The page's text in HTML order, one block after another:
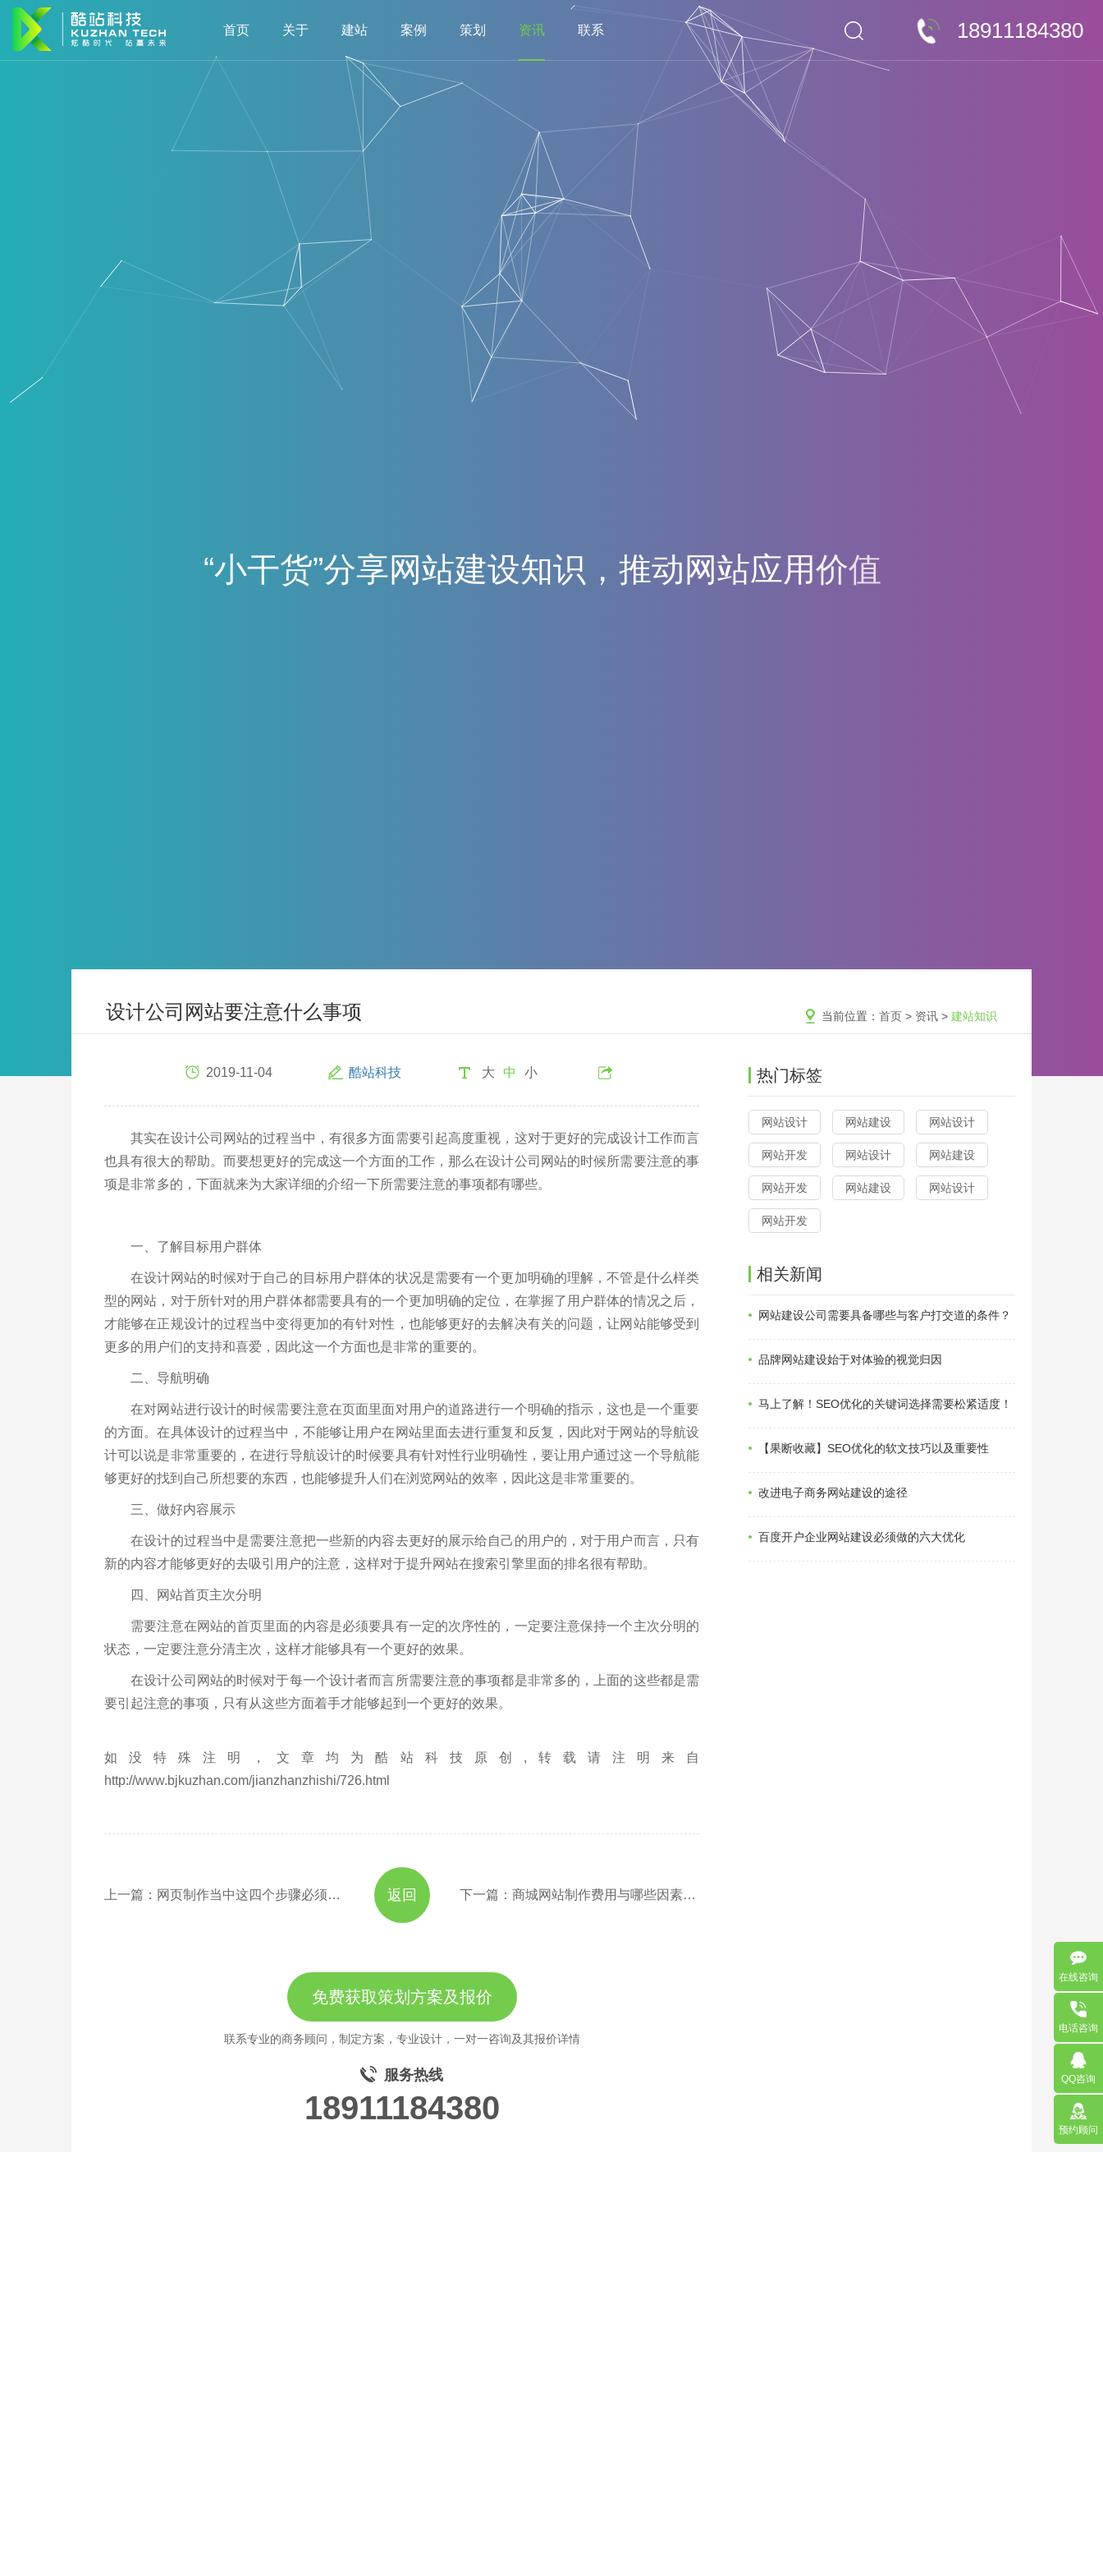
18911184380
首页 关于 建站 案例 策划 资讯 联系
“小干货”分享网站建设知识 ， 推动 网站应用价值
当前位置：首页 > 资讯 >建站知识
设计公司网站要注意什么事项
2019-11-04 酷站科技 大 中 小
其实在设计公司网站的过程当中，有很多方面需要引起高度重视，这对于更好的完成设计工作而言
也具有很大的帮助。而要想更好的完成这一个方面的工作，那么在设计公司网站的时候所需要注意的事
项是非常多的，下面就来为大家详细的介绍一下所需要注意的事项都有哪些。
一、了解目标用户群体
在设计网站的时候对于自己的目标用户群体的状况是需要有一个更加明确的理解，不管是什么样类
型的网站，对于所针对的用户群体都需要具有的一个更加明确的定位，在掌握了用户群体的情况之后，
才能够在正规设计的过程当中变得更加的有针对性，也能够更好的去解决有关的问题，让网站能够受到
更多的用户们的支持和喜爱，因此这一个方面也是非常的重要的。
二、导航明确
在对网站进行设计的时候需要注意在页面里面对用户的道路进行一个明确的指示，这也是一个重要
的方面。在具体设计的过程当中，不能够让用户在网站里面去进行重复和反复，因此对于网站的导航设
计可以说是非常重要的，在进行导航设计的时候要具有针对性行业明确性，要让用户通过这一个导航能
够更好的找到自己所想要的东西，也能够提升人们在浏览网站的效率，因此这是非常重要的。
三、做好内容展示
在设计的过程当中是需要注意把一些新的内容去更好的展示给自己的用户的，对于用户而言，只有
新的内容才能够更好的去吸引用户的注意，这样对于提升网站在搜索引擎里面的排名很有帮助。
四、网站首页主次分明
需要注意在网站的首页里面的内容是必须要具有一定的次序性的，一定要注意保持一个主次分明的
状态，一定要注意分清主次，这样才能够具有一个更好的效果。
在设计公司网站的时候对于每一个设计者而言所需要注意的事项都是非常多的，上面的这些都是需
要引起注意的事项，只有从这些方面着手才能够起到一个更好的效果。
如没特殊注明，文章均为酷站科技原创,转载请注明来自
http://www.bjkuzhan.com/jianzhanzhishi/726.html
上一篇：网页制作当中这四个步骤必须要看！ 下一篇：商城网站制作费用与哪些因素有关系
返回
免费获取策划方案及报价
联系专业的商务顾问，制定方案，专业设计，一对一咨询及其报价详情
服务热线
18911184380
热门标签
网站设计 网站建设 网站设计
网站开发 网站设计 网站建设
网站开发 网站建设 网站设计
网站开发
相关新闻
网站建设公司需要具备哪些与客户打交道的条件？
品牌网站建设始于对体验的视觉归因
马上了解！SEO优化的关键词选择需要松紧适度！
【果断收藏】SEO优化的软文技巧以及重要性
改进电子商务网站建设的途径
百度开户企业网站建设必须做的六大优化
在线咨询
电话咨询
QQ咨询
预约顾问